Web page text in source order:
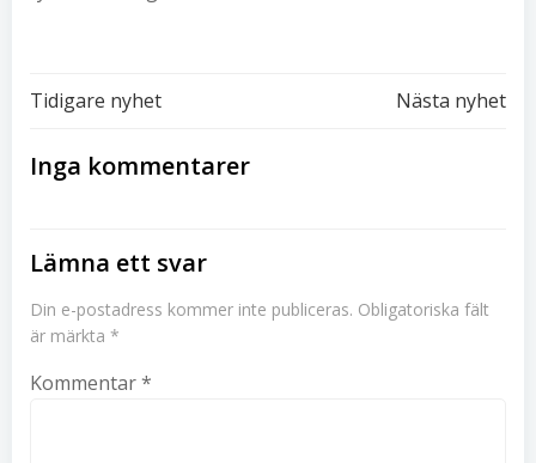
Inläggsnavigering
Tidigare nyhet Nästa nyhet
Inga kommentarer
Lämna ett svar
Din e-postadress kommer inte publiceras. Obligatoriska fält
är märkta *
Kommentar*